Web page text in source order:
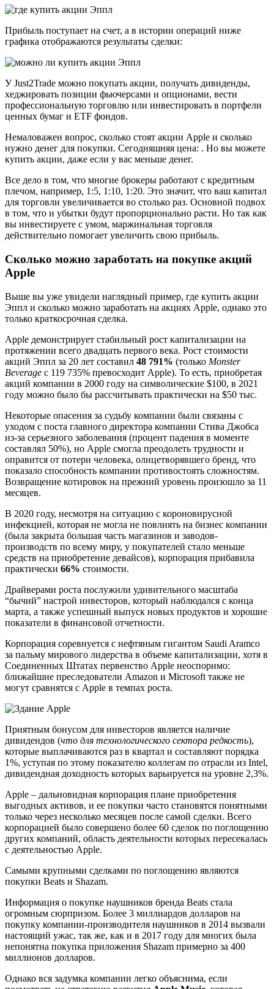
Прибыль поступает на счет, а в истории операций ниже
графика отображаются результаты сделки:
У Just2Trade можно покупать акции, получать дивиденды,
хеджировать позиции фьючерсами и опционами, вести
профессиональную торговлю или инвестировать в портфели
ценных бумаг и ETF фондов.
Немаловажен вопрос, сколько стоят акции Apple и сколько
нужно денег для покупки. Сегодняшняя цена: . Но вы можете
купить акции, даже если у вас меньше денег.
Все дело в том, что многие брокеры работают с кредитным
плечом, например, 1:5, 1:10, 1:20. Это значит, что ваш капитал
для торговли увеличивается во столько раз. Основной подвох
в том, что и убытки будут пропорционально расти. Но так как
вы инвестируете с умом, маржинальная торговля
действительно помогает увеличить свою прибыль.
Сколько можно заработать на покупке акций
Apple
Выше вы уже увидели наглядный пример, где купить акции
Эппл и сколько можно заработать на акциях Apple, однако это
только краткосрочная сделка.
Apple демонстрирует стабильный рост капитализации на
протяжении всего двадцать первого века. Рост стоимости
акций Эппл за 20 лет составил 48 791% (только Monster
Beverage с 119 735% превосходит Apple). То есть, приобретая
акций компании в 2000 году на символические $100, в 2021
году можно было бы рассчитывать практически на $50 тыс.
Некоторые опасения за судьбу компании были связаны с
уходом с поста главного директора компании Стива Джобса
из-за серьезного заболевания (процент падения в моменте
составлял 50%), но Apple смогла преодолеть трудности и
оправится от потери человека, олицетворявшего бренд, что
показало способность компании противостоять сложностям.
Возвращение котировок на прежний уровень произошло за 11
месяцев.
В 2020 году, несмотря на ситуацию с короновирусной
инфекцией, которая не могла не повлиять на бизнес компании
(была закрыта большая часть магазинов и заводов-
производств по всему миру, у покупателей стало меньше
средств на приобретение девайсов), корпорация прибавила
практически 66% стоимости.
Драйверами роста послужили удивительного масштаба
“бычий” настрой инвесторов, который наблюдался с конца
марта, а также успешный выпуск новых продуктов и хорошие
показатели в финансовой отчетности.
Корпорация соревнуется с нефтяным гигантом Saudi Aramco
за пальму мирового лидерства в объеме капитализации, хотя в
Соединенных Штатах первенство Apple неоспоримо:
ближайшие преследователи Amazon и Microsoft также не
могут сравнятся с Apple в темпах роста.
Приятным бонусом для инвесторов является наличие
дивидендов (что для технологического сектора редкость),
которые выплачиваются раз в квартал и составляют порядка
1%, уступая по этому показателю коллегам по отрасли из Intel,
дивидендная доходность которых варьируется на уровне 2,3%.
Apple – дальновидная корпорация плане приобретения
выгодных активов, и ее покупки часто становятся понятными
только через несколько месяцев после самой сделки. Всего
корпорацией было совершено более 60 сделок по поглощению
других компаний, область деятельности которых пересекалась
с деятельностью Apple.
Самыми крупными сделками по поглощению являются
покупки Beats и Shazam.
Информация о покупке наушников бренда Beats стала
огромным сюрпризом. Более 3 миллиардов долларов на
покупку компании-производителя наушников в 2014 вызвали
настоящий ужас, так же, как и в 2017 году для многих была
непонятна покупка приложения Shazam примерно за 400
миллионов долларов.
Однако вся задумка компании легко объяснима, если